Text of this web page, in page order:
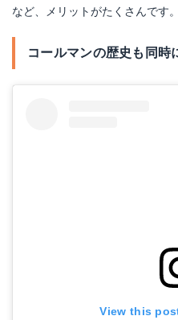
など、メリットがたくさんです。
コールマンの歴史も同時
View this